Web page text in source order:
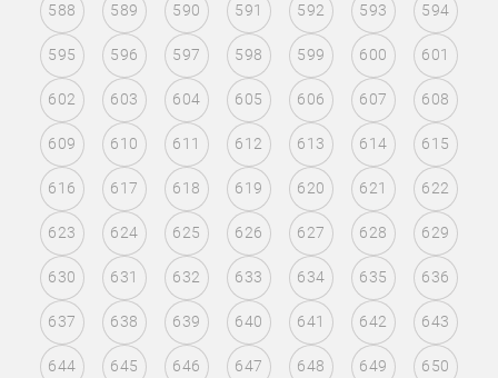
588 589 590 591 592 593 594
595 596 597 598 599 600 601
602 603 604 605 606 607 608
609 610 611 612 613 614 615
616 617 618 619 620 621 622
623 624 625 626 627 628 629
630 631 632 633 634 635 636
637 638 639 640 641 642 643
644 645 646 647 648 649 650